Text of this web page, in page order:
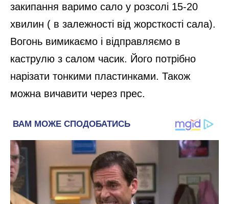
закипання варимо сало у розсолі 15-20
хвилин ( в залежності від жорсткості сала).
Вогонь вимикаємо і відправляємо в
каструлю з салом часик. Його потрібно
нарізати тонкими пластинками. Також
можна вичавити через прес.